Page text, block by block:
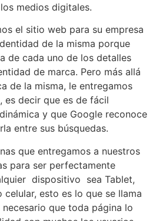
medios digitales.
el sitio web para su empresa
de la misma porque
de cada uno de los detalles
de marca. Pero más allá
de la misma, le entregamos
es decir que es de fácil
y que Google reconoce
entre sus búsquedas.
que entregamos a nuestros
para ser perfectamente
dispositivo sea Tablet,
esto es lo que se llama
que toda página lo